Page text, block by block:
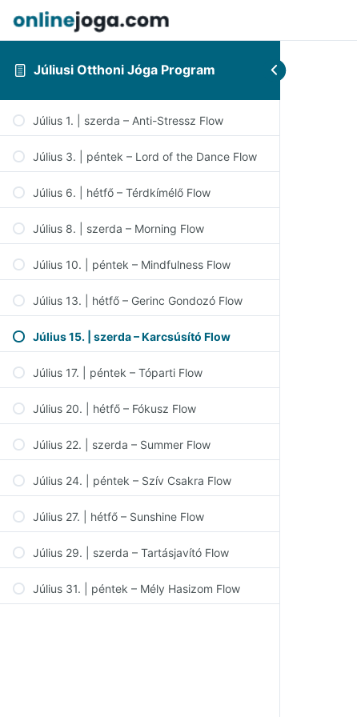
Júliusi Otthoni Jóga Program
Július 1. | szerda – Anti-Stressz Flow
Július 3. | péntek – Lord of the Dance Flow
Július 6. | hétfő – Térdkímélő Flow
Július 8. | szerda – Morning Flow
Július 10. | péntek – Mindfulness Flow
Július 13. | hétfő – Gerinc Gondozó Flow
Július 15. | szerda – Karcsúsító Flow
Július 17. | péntek – Tóparti Flow
Július 20. | hétfő – Fókusz Flow
Július 22. | szerda – Summer Flow
Július 24. | péntek – Szív Csakra Flow
Július 27. | hétfő – Sunshine Flow
Július 29. | szerda – Tartásjavító Flow
Július 31. | péntek – Mély Hasizom Flow